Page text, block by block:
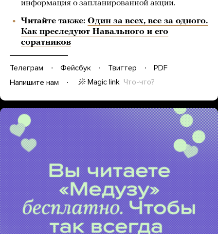
информация о запланированной акции.
Читайте также: Один за всех, все за одного.
Как преследуют Навального и его
соратников
Телеграм Фейсбук Твиттер
PDF
Напишите нам
Magic link Что-что?